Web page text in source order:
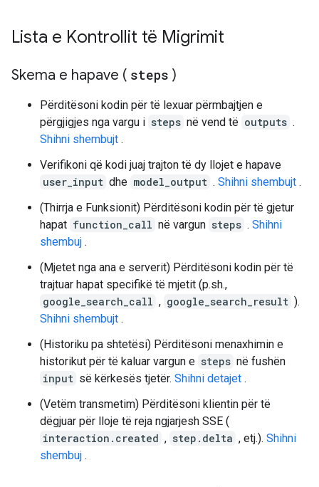
Lista e Kontrollit të Migrimit
Skema e hapave ( steps )
Përditësoni kodin për të lexuar përmbajtjen e
përgjigjes nga vargu i steps në vend të outputs .
Shihni shembujt .
Verifikoni që kodi juaj trajton të dy llojet e hapave
user_input dhe model_output . Shihni shembujt .
(Thirrja e Funksionit) Përditësoni kodin për të gjetur
hapat function_call në vargun steps . Shihni
shembuj .
(Mjetet nga ana e serverit) Përditësoni kodin për të
trajtuar hapat specifikë të mjetit (p.sh.,
google_search_call , google_search_result ).
Shihni shembujt .
(Historiku pa shtetësi) Përditësoni menaxhimin e
historikut për të kaluar vargun e steps në fushën
input së kërkesës tjetër. Shihni detajet .
(Vetëm transmetim) Përditësoni klientin për të
dëgjuar për lloje të reja ngjarjesh SSE (
interaction.created , step.delta , etj.). Shihni
shembuj .